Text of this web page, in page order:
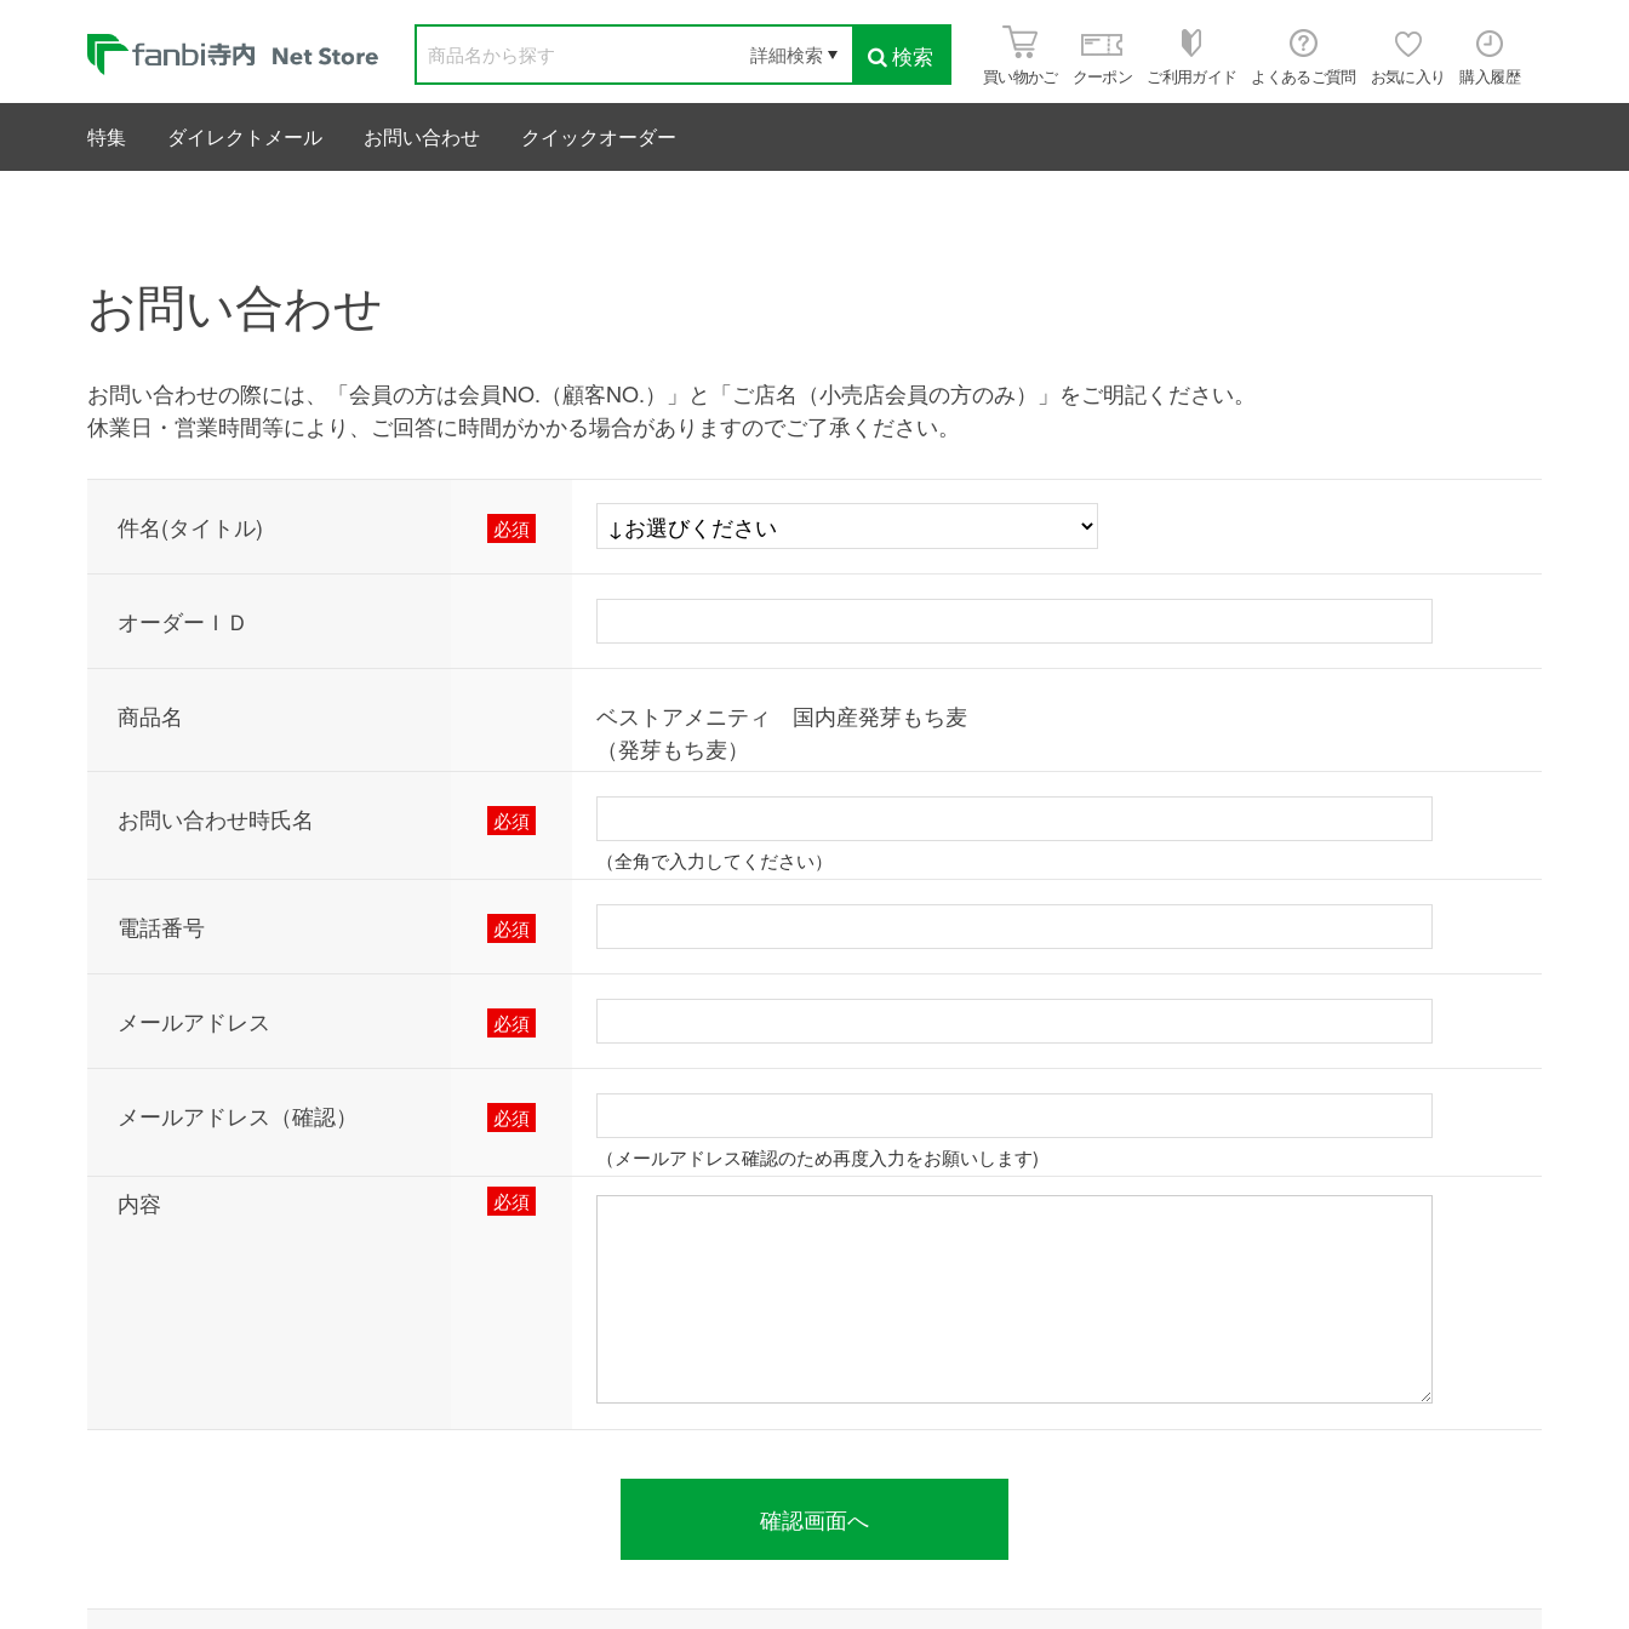
検索
詳細検索
買い物かご クーポン ご利用ガイド よくあるご質問 お気に入り 購入履歴
特集 ダイレクトメール お問い合わせ クイックオーダー
お問い合わせ
お問い合わせの際には、「会員の方は会員NO.（顧客NO.）」と「ご店名（小売店会員の方のみ）」をご明記ください。
休業日・営業時間等により、ご回答に時間がかかる場合がありますのでご了承ください。
件名(タイトル)
オーダーＩＤ
商品名
ベストアメニティ 国内産発芽もち麦
（発芽もち麦）
お問い合わせ時氏名
（全角で入力してください）
電話番号
メールアドレス
メールアドレス（確認）
（メールアドレス確認のため再度入力をお願いします)
内容